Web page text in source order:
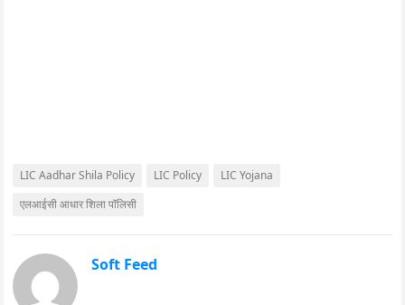
LIC Aadhar Shila Policy LIC Policy
LIC Yojana
एलआईसी आधार शिला पॉलिसी
Soft Feed